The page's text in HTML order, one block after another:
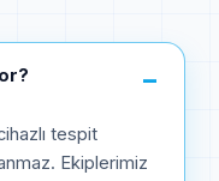
−
tespit
Ekiplerimiz